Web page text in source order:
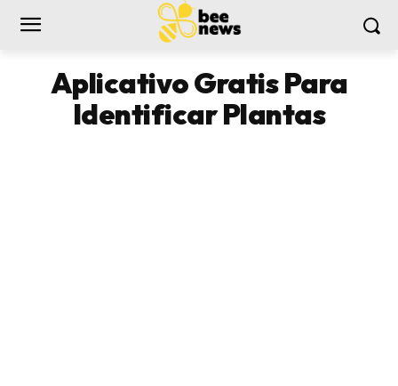
Aplicativo Gratis Para
Identificar Plantas